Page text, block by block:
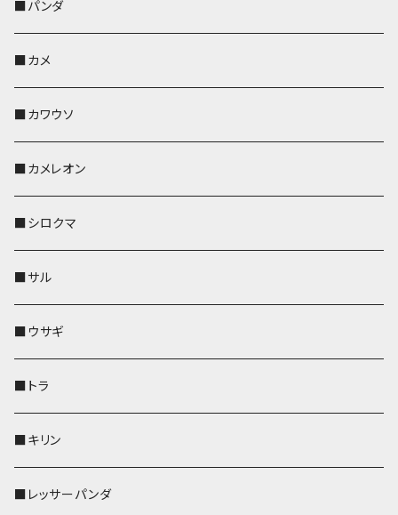
靴下・ミニタオル
財布
その他
ペンホルダー
財布
靴下・ミニタオル
その他
レザートレイ
ペンホルダー
財布
靴下・ミニタオル
その他
レザートレイ
ペンホルダー
ペットボトルホルダー
スマホケース
財布
靴下・ミニタオル
その他
AppleWatchバンド
レザートレイ
ペンホルダー
靴下・ミニタオル
財布
その他
KONBU
ポーチ
AppleWatchバンド
ペンホルダー
レザートレイ
財布
靴下・ミニタオル
その他
ポーチ
ポシェット・バッグ
帆布・デニム
KONBU
コインケース
AppleWatchバンド
ペットボトルホルダー
ペンホルダー
靴下・ミニタオル
財布
その他
コインケース
レザートレイ
ペンホルダー
ペットボトルホルダー
AppleWatchバンド
財布
その他
レザートレイ
ペンホルダー
ペットボトルホルダー
キーケース
名刺入れ・カードケース
AppleWatchバンド
財布
メガネケース
レザートレイ
キーケース
ペンホルダー
IDカードケース
ペットボトルホルダー
その他
リール付きストラップ
リールのみ
ストラップ付
パスケース
キーケース
コインケース
名刺入れ
AppleWatchバンド
メガネケース
財布
IDカードケース
パスケース
名刺入れ・カードケース
メガネケース
リール付きストラップ
リールのみ
ストラップ付
ペットボトルホルダー
キーケース
ペンホルダー
AppleWatchバンド
L字ファスナー財布
パスケース
キーケース
コインケース
メガネケース
名刺入れ
財布
Apple Watchバンド
その他
■パンダ
■カメ
■カワウソ
■カメレオン
■シロクマ
■サル
■ウサギ
■トラ
■キリン
■レッサーパンダ